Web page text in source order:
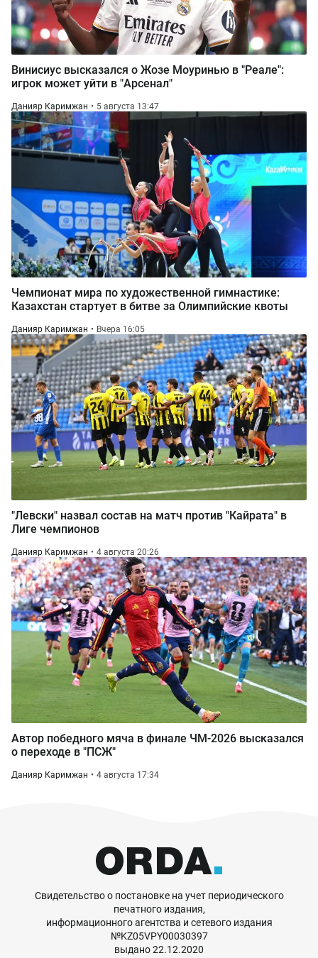
Винисиус высказался о Жозе Моуринью в "Реале":
игрок может уйти в "Арсенал"
Данияр Каримжан 5 августа 13:47
Чемпионат мира по художественной гимнастике:
Казахстан стартует в битве за Олимпийские квоты
Данияр Каримжан Вчера 16:05
"Левски" назвал состав на матч против "Кайрата" в
Лиге чемпионов
Данияр Каримжан 4 августа 20:26
Автор победного мяча в финале ЧМ-2026 высказался
о переходе в "ПСЖ"
Данияр Каримжан 4 августа 17:34
Свидетельство о постановке на учет периодического
печатного издания,
информационного агентства и сетевого издания
№KZ05VPY00030397
выдано 22.12.2020